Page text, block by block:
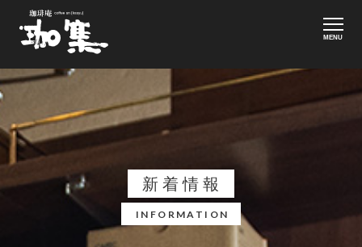
MENU
新着情報
INFORMATION